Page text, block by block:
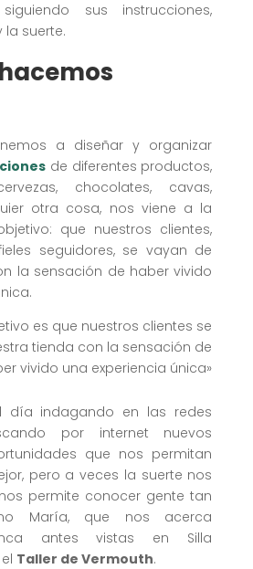
sus instrucciones,
la suerte.
a diseñar y organizar
de diferentes productos,
chocolates, cavas,
otra cosa, nos viene a la
que nuestros clientes,
seguidores, se vayan de
la sensación de haber vivido
es que nuestros clientes se
tienda con la sensación de
vivido una experiencia única»
día indagando en las redes
por internet nuevos
que nos permitan
pero a veces la suerte nos
permite conocer gente tan
María, que nos acerca
antes vistas en Silla
Taller de Vermouth.